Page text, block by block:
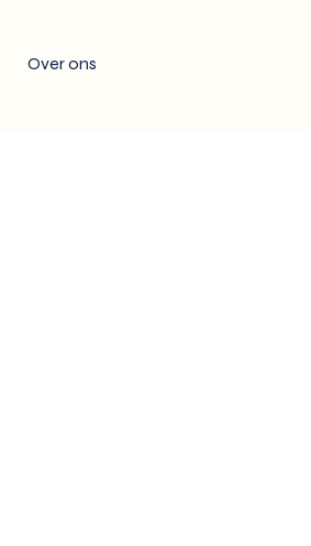
Over ons